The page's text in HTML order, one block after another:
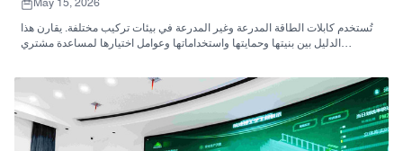
May 15, 2026
تُستخدم كابلات الطاقة المدرعة وغير المدرعة في بيئات تركيب مختلفة. يقارن هذا
الدليل بين بنيتها وحمايتها واستخداماتها وعوامل اختيارها لمساعدة مشتري